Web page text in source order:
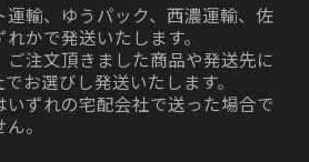
運輸、ゆうパック、西濃運輸、佐
かで発送いたします。
ご注文頂きました商品や発送先に
お選びし発送いたします。
いずれの宅配会社で送った場合で
。